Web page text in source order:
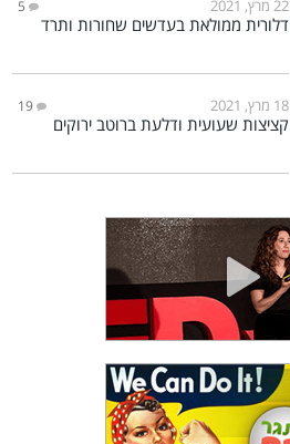
22 מרץ, 2021 5
דלורית ממולאת בעדשים שחורות ותרד
18 מרץ, 2021 19
קציצות שעועית ודלעת ברוטב ירוקים